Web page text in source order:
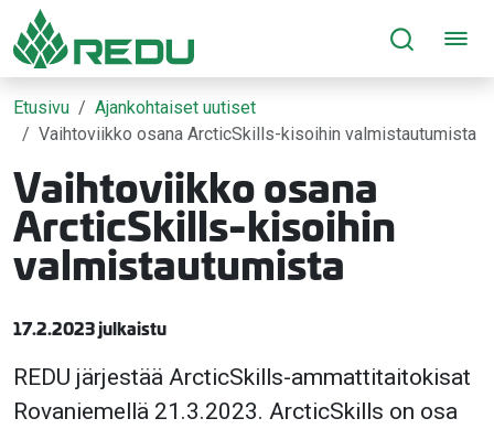
Siirry sivusisältöön
Etusivu
Ajankohtaiset uutiset
Vaihtoviikko osana ArcticSkills-kisoihin valmistautumista
Vaihtoviikko osana
ArcticSkills-kisoihin
valmistautumista
17.2.2023 julkaistu
REDU järjestää ArcticSkills-ammattitaitokisat
Rovaniemellä 21.3.2023. ArcticSkills on osa